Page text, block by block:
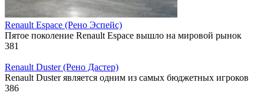
Renault Espace (Рено Эспейс)
Пятое поколение Renault Espace вышло на мировой рынок
381
Renault Duster (Рено Дастер)
Renault Duster является одним из самых бюджетных игроков
386